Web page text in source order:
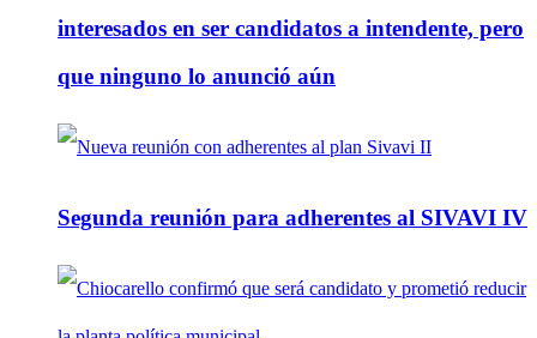
interesados en ser candidatos a intendente, pero
que ninguno lo anunció aún
Segunda reunión para adherentes al SIVAVI IV